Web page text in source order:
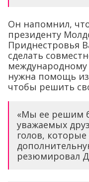
Он напомнил,
президенту
Приднестровья
сделать
международному
нужна помощь
чтобы решить
«Мы ее решим
уважаемых
голов, которые
резюмировал